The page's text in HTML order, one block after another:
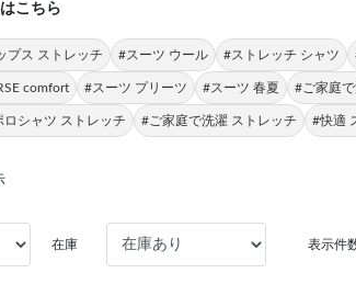
こちら
プス ストレッチ #スーツ ウール #ストレッチ シャツ
comfort #スーツ プリーツ #スーツ 春夏 #ご家庭
ロシャツ ストレッチ #ご家庭で洗濯 ストレッチ #快適
在庫 表示件